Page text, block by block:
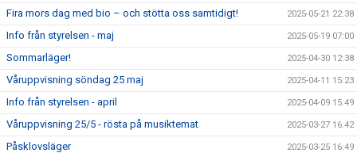
Fira mors dag med bio – och stötta oss samtidigt! 2025-05-21 22:38
Info från styrelsen - maj 2025-05-19 07:00
Sommarläger! 2025-04-30 12:38
Våruppvisning söndag 25 maj 2025-04-11 15:23
Info från styrelsen - april 2025-04-09 15:49
Våruppvisning 25/5 - rösta på musiktemat 2025-03-27 16:42
Påsklovsläger 2025-03-25 16:49